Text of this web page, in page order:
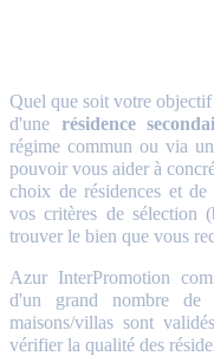
Quel que soit votre
d'une résidence
régime commun ou via
pouvoir vous aider à
choix de résidences et
vos critères de sélection
trouver le bien que vous
Azur InterPromotion
d'un grand nombre de
maisons/villas sont
vérifier la qualité des